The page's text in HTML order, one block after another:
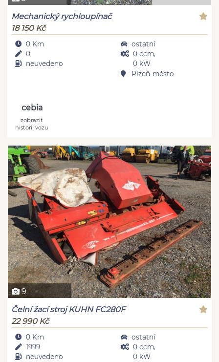
Mechanický rychloupínač
18 150 Kč
0 Km
0
neuvedeno
ostatní
0 ccm,
0 kW
Plzeň-město
cebia
zobrazit
historii vozu
9
Čelní žací stroj KUHN FC280F
22 990 Kč
0 Km
1999
neuvedeno
ostatní
0 ccm,
0 kW